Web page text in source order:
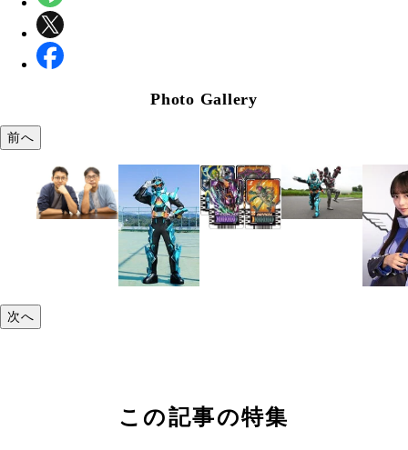
Photo Gallery
前へ
次へ
この記事の特集